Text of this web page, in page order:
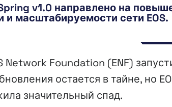
v1.0 направлено на
и масштабируемости сети EOS.
Network Foundation (ENF)
остается в тайне, но
значительный спад.